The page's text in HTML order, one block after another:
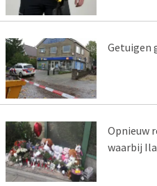
Getuigen
Opnieuw
waarbij